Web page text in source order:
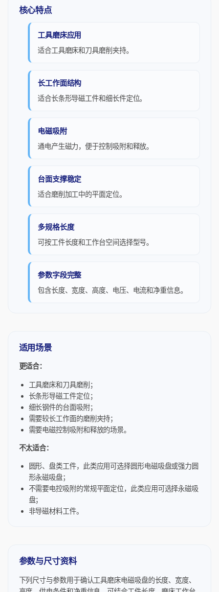
核心特点
工具磨床应用
适合工具磨床和刀具磨削夹持。
长工作面结构
适合长条形导磁工件和细长件定位。
电磁吸附
通电产生磁力，便于控制吸附和释放。
台面支撑稳定
适合磨削加工中的平面定位。
多规格长度
可按工件长度和工作台空间选择型号。
参数字段完整
包含长度、宽度、高度、电压、电流和净重信息。
适用场景
更适合：
工具磨床和刀具磨削；
长条形导磁工件定位；
细长钢件的台面吸附；
需要较长工作面的磨削夹持；
需要电磁控制吸附和释放的场景。
不太适合：
圆形、盘类工件，此类应用可选择圆形电磁吸盘或强力圆
形永磁吸盘；
不需要电控吸附的常规平面定位，此类应用可选择永磁吸
盘；
非导磁材料工件。
参数与尺寸资料
下列尺寸与参数用于确认工具磨床电磁吸盘的长度、宽度、